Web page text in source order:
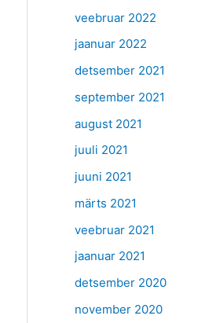
veebruar 2022
jaanuar 2022
detsember 2021
september 2021
august 2021
juuli 2021
juuni 2021
märts 2021
veebruar 2021
jaanuar 2021
detsember 2020
november 2020